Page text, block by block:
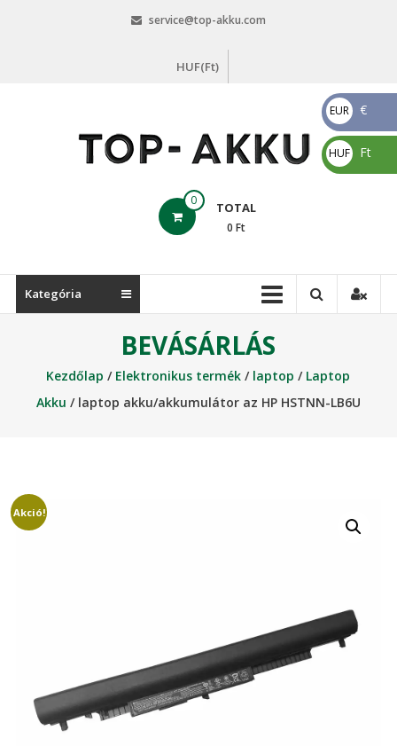
service@top-akku.com
HUF(Ft)
akku.com
0 TOTAL
0 Ft
Kategória
BEVÁSÁRLÁS
Kezdőlap / Elektronikus termék / laptop / Laptop
Akku / laptop akku/akkumulátor az HP HSTNN-LB6U
Akció!
EUR
€
€
HUF
Ft
Ft